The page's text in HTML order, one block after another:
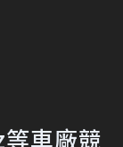
車廠競